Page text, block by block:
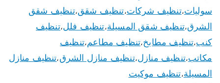
سوليات،تنظيف شركات،تنظيف شقق،تنظيف شقق
الشرق،تنظيف شقق المسيلة،تنظيف فلل،تنظيف
كنب،تنظيف مطابخ،تنظيف مطاعم،تنظيف
مكاتب،تنظيف منازل،تنظيف منازل الشرق،تنظيف منازل
المسيلة،تنظيف موكيت